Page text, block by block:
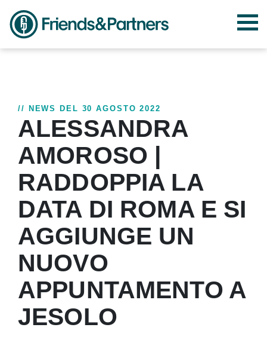
// NEWS DEL 30 AGOSTO 2022
ALESSANDRA
AMOROSO |
RADDOPPIA LA
DATA DI ROMA E SI
AGGIUNGE UN
NUOVO
APPUNTAMENTO A
JESOLO